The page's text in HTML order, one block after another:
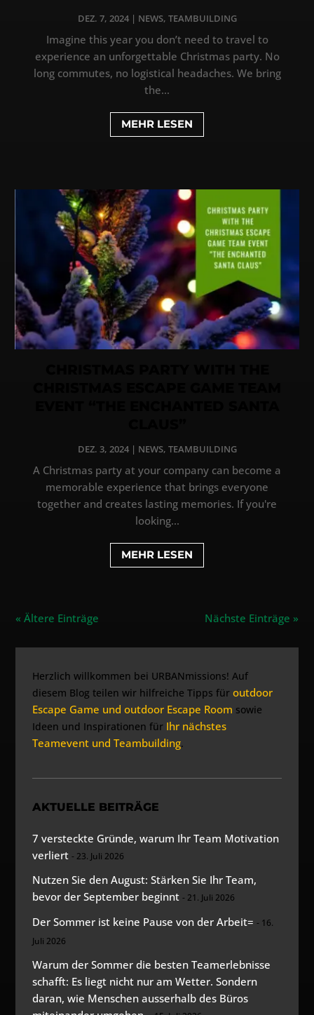
DEZ. 7, 2024| NEWS, TEAMBUILDING
Imagine this year you don’t need to travel to
experience an unforgettable Christmas party. No
long commutes, no logistical headaches. We bring
the...
MEHR LESEN
DEZ. 3, 2024| NEWS, TEAMBUILDING
A Christmas party at your company can become a
memorable experience that brings everyone
together and creates lasting memories. If you're
looking...
MEHR LESEN
« Ältere Einträge Nächste Einträge »
Herzlich willkommen bei URBANmissions! Auf
diesem Blog teilen wir hilfreiche Tipps füroutdoor
Escape Game und outdoor Escape Room sowie
Ideen und Inspirationen für Ihr nächstes
Teamevent und Teambuilding.
AKTUELLE BEITRÄGE
7 versteckte Gründe, warum Ihr Team Motivation
verliert
23. Juli 2026
Nutzen Sie den August: Stärken Sie Ihr Team,
bevor der September beginnt
21. Juli 2026
Der Sommer ist keine Pause von der Arbeit=
16.
Juli 2026
Warum der Sommer die besten Teamerlebnisse
schafft: Es liegt nicht nur am Wetter. Sondern
daran, wie Menschen ausserhalb des Büros